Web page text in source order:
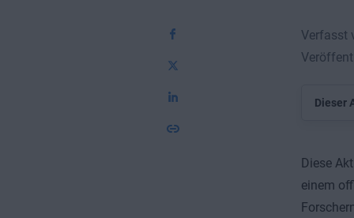
Verfasst
Dieser
Diese
einem